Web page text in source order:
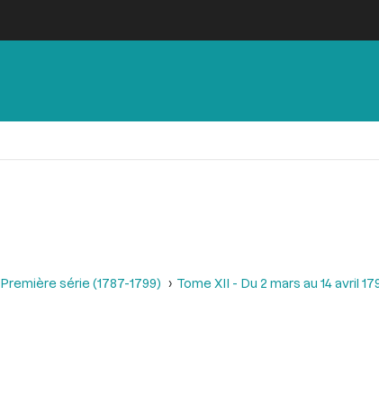
Première série (1787-1799) Tome XII - Du 2 mars au 14 avril